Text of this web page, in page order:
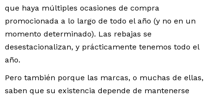
que haya múltiples ocasiones de compra
promocionada a lo largo de todo el año (y no en un
momento determinado). Las rebajas se
desestacionalizan, y prácticamente tenemos todo el
año.
Pero también porque las marcas, o muchas de ellas,
saben que su existencia depende de mantenerse